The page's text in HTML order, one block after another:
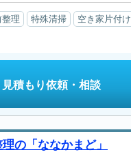
理 特殊清掃 空き家片付け
見積もり依頼・相談
の「ななかまど」